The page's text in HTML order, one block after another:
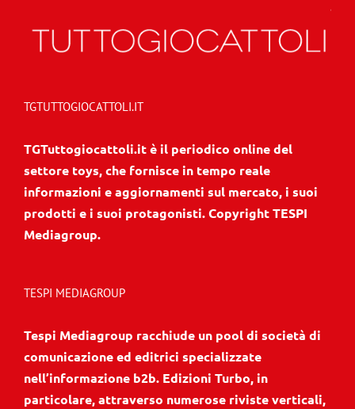
TGTUTTOGIOCATTOLI.IT
TGTuttogiocattoli.it è il periodico online del
settore toys, che fornisce in tempo reale
informazioni e aggiornamenti sul mercato, i suoi
prodotti e i suoi protagonisti. Copyright TESPI
Mediagroup.
TESPI MEDIAGROUP
Tespi Mediagroup racchiude un pool di società di
comunicazione ed editrici specializzate
nell’informazione b2b. Edizioni Turbo, in
particolare, attraverso numerose riviste verticali,